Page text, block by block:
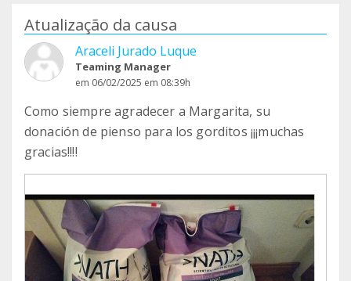
Atualização da causa
Araceli Jurado Luque
Teaming Manager
em 06/02/2025 em 08:39h
Como siempre agradecer a Margarita, su
donación de pienso para los gorditos ¡¡¡muchas
gracias!!!!